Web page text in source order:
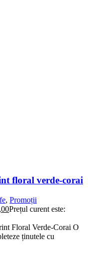
floral verde-corai
, Promoții
Prețul curent este:
Floral Verde-Corai O
ținutele cu